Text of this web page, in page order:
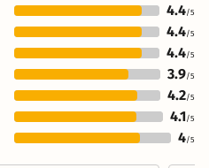
4.4/5
4.4/5
4.4/5
3.9/5
4.2/5
4.1/5
4/5